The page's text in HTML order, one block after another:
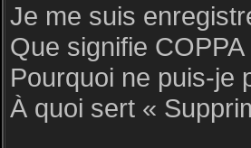
Je me suis
Que signifie COPPA
Pourquoi ne puis-je
À quoi sert «